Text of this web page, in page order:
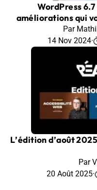
WordPress
améliorations qui
Par
14 Nov 2024·
L’édition d’août
Par
20 Août 2025·